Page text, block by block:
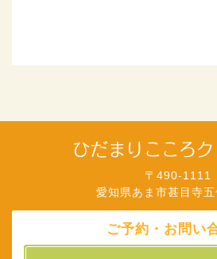
〒490-1111
愛知県あま市甚目寺
ご予約・お問い